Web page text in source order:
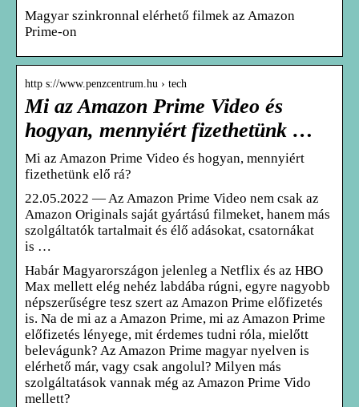
Magyar szinkronnal elérhető filmek az Amazon
Prime-on
http s://www.penzcentrum.hu › tech
Mi az Amazon Prime Video és
hogyan, mennyiért fizethetünk …
Mi az Amazon Prime Video és hogyan, mennyiért
fizethetünk elő rá?
22.05.2022 — Az Amazon Prime Video nem csak az
Amazon Originals saját gyártású filmeket, hanem más
szolgáltatók tartalmait és élő adásokat, csatornákat
is …
Habár Magyarországon jelenleg a Netflix és az HBO
Max mellett elég nehéz labdába rúgni, egyre nagyobb
népszerűségre tesz szert az Amazon Prime előfizetés
is. Na de mi az a Amazon Prime, mi az Amazon Prime
előfizetés lényege, mit érdemes tudni róla, mielőtt
belevágunk? Az Amazon Prime magyar nyelven is
elérhető már, vagy csak angolul? Milyen más
szolgáltatások vannak még az Amazon Prime Vido
mellett?